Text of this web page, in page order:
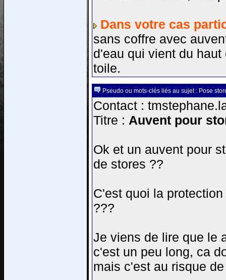
Dans votre cas
sans coffre avec
d'eau qui vient du
toile.
Pseudo ou mots-clés liés au sujet : Pose
Contact :
Titre : Auvent pour
Ok et un auvent pour
de stores ??
C'est quoi la
???
Je viens de lire que le
c'est un peu long, ca
mais c'est au risque